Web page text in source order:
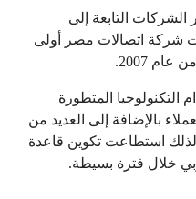
التابعة إلى
شركة اتصالات مصر أولى
2007.
المتطورة
بالإضافة إلى العديد من
استطاعت تكوين قاعدة
خلال فترة بسيطة.